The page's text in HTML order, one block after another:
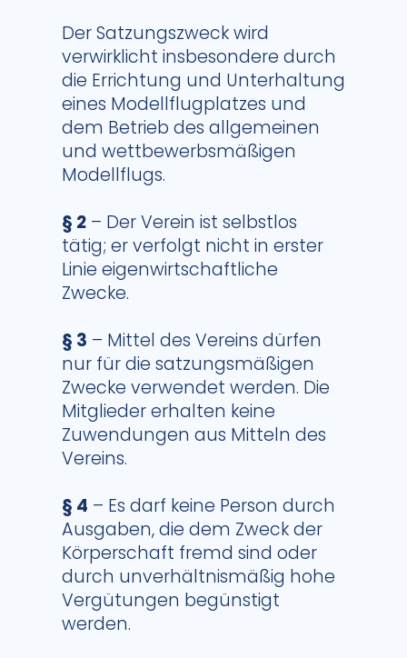
Der Satzungszweck wird
verwirklicht insbesondere durch
die Errichtung und Unterhaltung
eines Modellflugplatzes und
dem Betrieb des allgemeinen
und wettbewerbsmäßigen
Modellflugs.
§ 2 – Der Verein ist selbstlos
tätig; er verfolgt nicht in erster
Linie eigenwirtschaftliche
Zwecke.
§ 3 – Mittel des Vereins dürfen
nur für die satzungsmäßigen
Zwecke verwendet werden. Die
Mitglieder erhalten keine
Zuwendungen aus Mitteln des
Vereins.
§ 4 – Es darf keine Person durch
Ausgaben, die dem Zweck der
Körperschaft fremd sind oder
durch unverhältnismäßig hohe
Vergütungen begünstigt
werden.